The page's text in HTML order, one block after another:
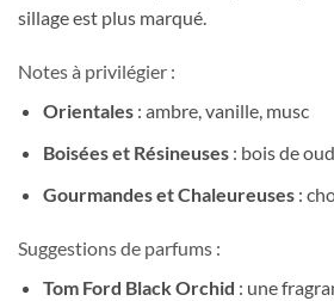
sillage est plus marqué.
Notes à privilégier :
Orientales: ambre, vanille, musc
Boisées et Résineuses: bois de
Gourmandes et Chaleureuses:
Suggestions de parfums :
Tom Ford Black Orchid : une